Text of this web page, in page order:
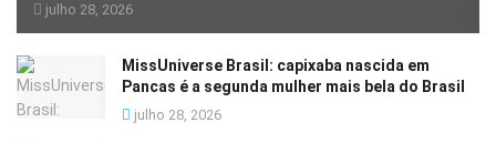
julho 28, 2026
MissUniverse Brasil: capixaba nascida em
Pancas é a segunda mulher mais bela do Brasil
julho 28, 2026